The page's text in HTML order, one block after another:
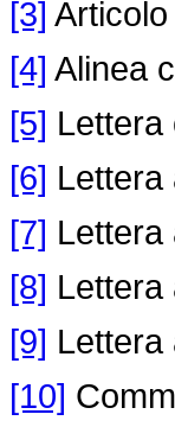
[3]
[4] Alinea
[5] Lettera
[6] Lettera
[7] Lettera
[8] Lettera
[9] Lettera
[10]